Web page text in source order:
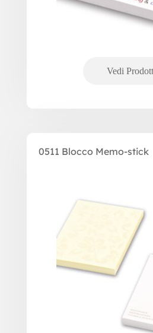
0511 Blocco Memo-stick